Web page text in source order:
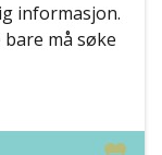
informasjon.
må søke